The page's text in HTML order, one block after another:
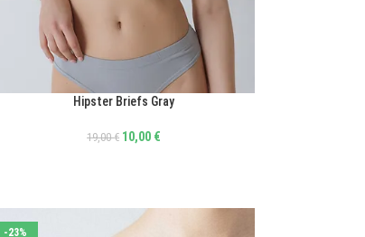
Hipster Briefs Gray
19,00€ 10,00 €
-23%